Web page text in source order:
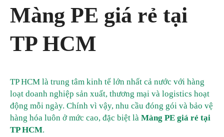
Màng PE giá rẻ tại
TP HCM
TP HCM là trung tâm kinh tế lớn nhất cả nước với hàng
loạt doanh nghiệp sản xuất, thương mại và logistics hoạt
động mỗi ngày. Chính vì vậy, nhu cầu đóng gói và bảo vệ
hàng hóa luôn ở mức cao, đặc biệt là Màng PE giá rẻ tại
TP HCM.